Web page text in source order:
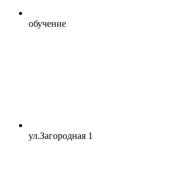
обучение
ул.Загородная 1